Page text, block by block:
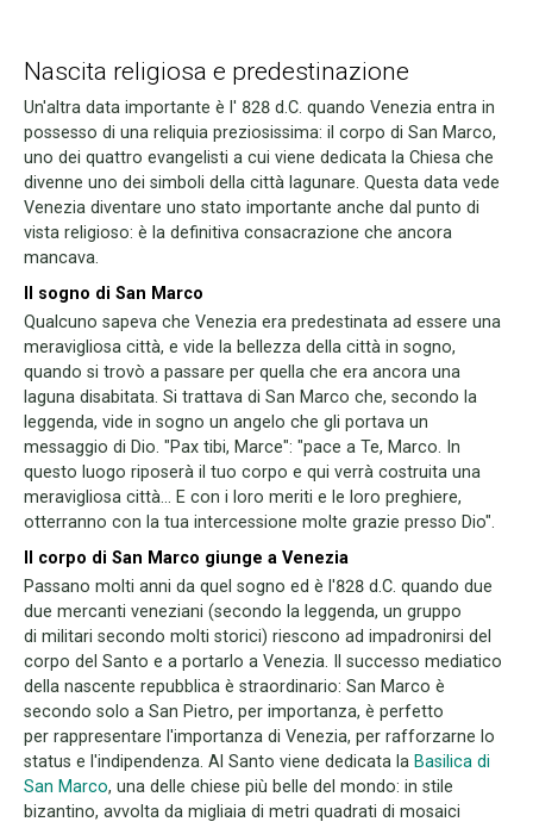
Nascita religiosa e predestinazione
Un'altra data importante è l' 828 d.C. quando Venezia entra in
possesso di una reliquia preziosissima: il corpo di San Marco,
uno dei quattro evangelisti a cui viene dedicata la Chiesa che
divenne uno dei simboli della città lagunare. Questa data vede
Venezia diventare uno stato importante anche dal punto di
vista religioso: è la definitiva consacrazione che ancora
mancava.
Il sogno di San Marco
Qualcuno sapeva che Venezia era predestinata ad essere una
meravigliosa città, e vide la bellezza della città in sogno,
quando si trovò a passare per quella che era ancora una
laguna disabitata. Si trattava di San Marco che, secondo la
leggenda, vide in sogno un angelo che gli portava un
messaggio di Dio. "Pax tibi, Marce": "pace a Te, Marco. In
questo luogo riposerà il tuo corpo e qui verrà costruita una
meravigliosa città... E con i loro meriti e le loro preghiere,
otterranno con la tua intercessione molte grazie presso Dio".
Il corpo di San Marco giunge a Venezia
Passano molti anni da quel sogno ed è l'828 d.C. quando due
due mercanti veneziani (secondo la leggenda, un gruppo
di militari secondo molti storici) riescono ad impadronirsi del
corpo del Santo e a portarlo a Venezia. Il successo mediatico
della nascente repubblica è straordinario: San Marco è
secondo solo a San Pietro, per importanza, è perfetto
per rappresentare l'importanza di Venezia, per rafforzarne lo
status e l'indipendenza. Al Santo viene dedicata la Basilica di
San Marco, una delle chiese più belle del mondo: in stile
bizantino, avvolta da migliaia di metri quadrati di mosaici